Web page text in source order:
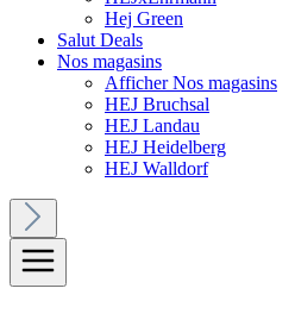
Hej Green
Salut Deals
Nos magasins
Afficher Nos magasins
HEJ Bruchsal
HEJ Landau
HEJ Heidelberg
HEJ Walldorf